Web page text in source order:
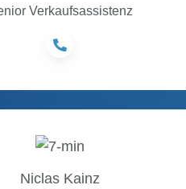
Verkaufsassistenz
Kainz
Niclas Kainz